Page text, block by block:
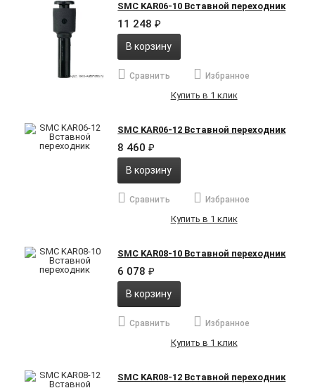
SMC KAR06-10 Вставной переходник
11 248₽
В корзину
Сравнить Избранное
Купить в 1 клик
SMC KAR06-12 Вставной переходник
8 460₽
В корзину
Сравнить Избранное
Купить в 1 клик
SMC KAR08-10 Вставной переходник
6 078₽
В корзину
Сравнить Избранное
Купить в 1 клик
SMC KAR08-12 Вставной переходник